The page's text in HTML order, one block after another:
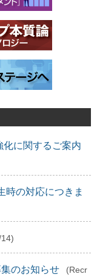
化に関するご案内
時の対応につきま
のお知らせ
(Recr